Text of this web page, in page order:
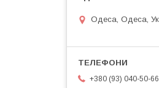
Одеса, Одеса,
+380 (93) 040-50-66